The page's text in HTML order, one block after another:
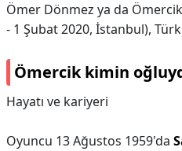
Ömer Dönmez ya da
- 1 Şubat 2020, İstanbul),
Ömercik kimin
Hayatı ve kariyeri
Oyuncu 13 Ağustos 1959'da